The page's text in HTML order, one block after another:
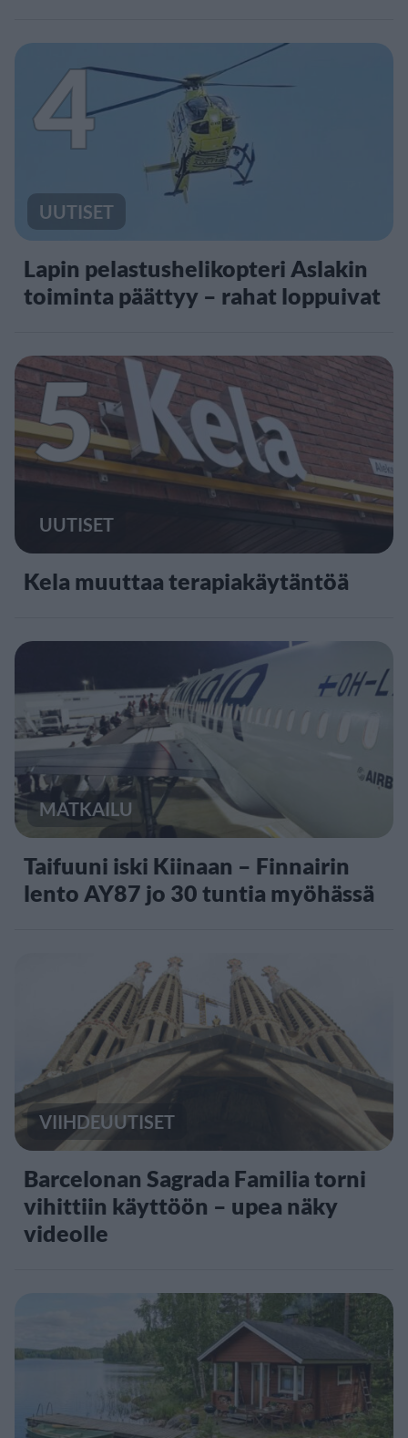
4
UUTISET
Lapin pelastushelikopteri Aslakin
toiminta päättyy – rahat loppuivat
5
UUTISET
Kela muuttaa terapiakäytäntöä
MATKAILU
Taifuuni iski Kiinaan – Finnairin
lento AY87 jo 30 tuntia myöhässä
VIIHDEUUTISET
Barcelonan Sagrada Familia torni
vihittiin käyttöön – upea näky
videolle